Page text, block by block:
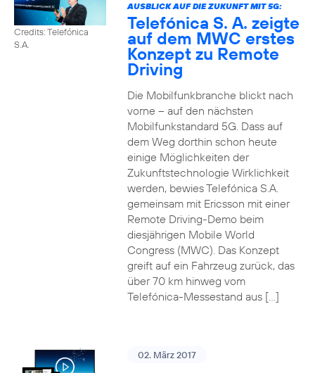
Credits: Telefónica
S.A.
AUSBLICK AUF DIE ZUKUNFT MIT 5G:
Telefónica S. A. zeigte
auf dem MWC erstes
Konzept zu Remote
Driving
Die Mobilfunkbranche blickt nach
vorne – auf den nächsten
Mobilfunkstandard 5G. Dass auf
dem Weg dorthin schon heute
einige Möglichkeiten der
Zukunftstechnologie Wirklichkeit
werden, bewies Telefónica S.A.
gemeinsam mit Ericsson mit einer
Remote Driving-Demo beim
diesjährigen Mobile World
Congress (MWC). Das Konzept
greift auf ein Fahrzeug zurück, das
über 70 km hinweg vom
Telefónica-Messestand aus […]
02. März 2017